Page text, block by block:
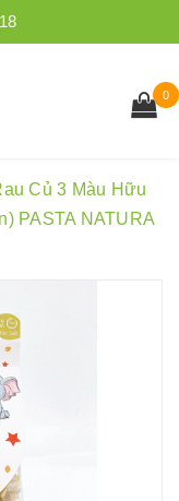
0
Củ 3 Màu Hữu
PASTA NATURA